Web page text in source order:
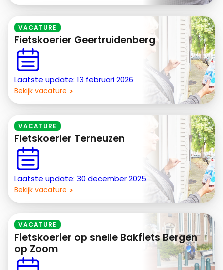
VACATURE
Fietskoerier Geertruidenberg
Laatste update: 13 februari 2026
Bekijk vacature
VACATURE
Fietskoerier Terneuzen
Laatste update: 30 december 2025
Bekijk vacature
VACATURE
Fietskoerier op snelle Bakfiets Bergen
op Zoom